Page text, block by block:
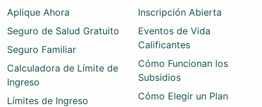
Aplique Ahora
Seguro de Salud Gratuito
Seguro Familiar
Calculadora de Límite de
Ingreso
Límites de Ingreso
Inscripción Abierta
Eventos de Vida
Calificantes
Cómo Funcionan los
Subsidios
Cómo Elegir un Plan